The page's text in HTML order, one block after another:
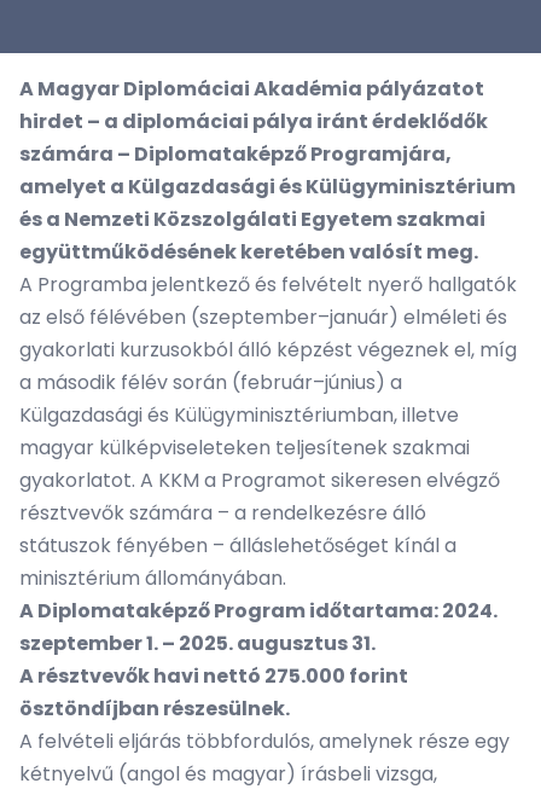
A Magyar Diplomáciai Akadémia pályázatot
hirdet – a diplomáciai pálya iránt érdeklődők
számára – Diplomataképző Programjára,
amelyet a Külgazdasági és Külügyminisztérium
és a Nemzeti Közszolgálati Egyetem szakmai
együttműködésének keretében valósít meg.
A Programba jelentkező és felvételt nyerő hallgatók
az első félévében (szeptember–január) elméleti és
gyakorlati kurzusokból álló képzést végeznek el, míg
a második félév során (február–június) a
Külgazdasági és Külügyminisztériumban, illetve
magyar külképviseleteken teljesítenek szakmai
gyakorlatot. A KKM a Programot sikeresen elvégző
résztvevők számára – a rendelkezésre álló
státuszok fényében – álláslehetőséget kínál a
minisztérium állományában.
A Diplomataképző Program időtartama: 2024.
szeptember 1. – 2025. augusztus 31.
A résztvevők havi nettó 275.000 forint
ösztöndíjban részesülnek.
A felvételi eljárás többfordulós, amelynek része egy
kétnyelvű (angol és magyar) írásbeli vizsga,